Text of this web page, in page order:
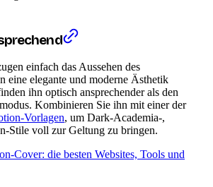
einfach das Aussehen des
eine elegante und moderne Ästhetik
ihn optisch ansprechender als den
Kombinieren Sie ihn mit einer der
Vorlagen, um Dark-Academia-,
Stile voll zur Geltung zu bringen.
Cover: die besten Websites, Tools und